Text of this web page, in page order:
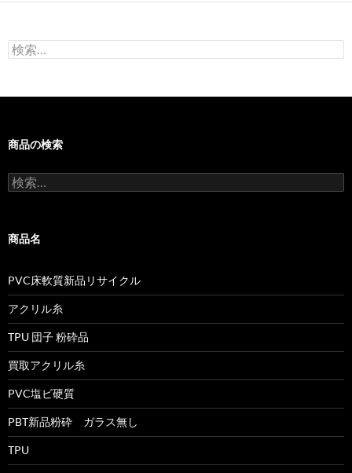
ョ
検
索:
商品の検索
検
索:
商品名
PVC床軟質新品リサイクル
アクリル糸
TPU 団子 粉砕品
買取アクリル糸
PVC塩ビ硬質
PBT新品粉砕 ガラス無し
TPU